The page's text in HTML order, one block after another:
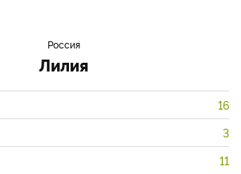
Россия
Лилия
16
3
11